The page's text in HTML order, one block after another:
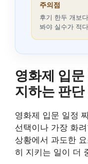
주의점
후기 한두 개보
봐야 실수가 적
영화제 입
지하는 판단
영화제 입문 일정
선택이나 가장 화
상황에서 과도한
히 지키는 일이 더